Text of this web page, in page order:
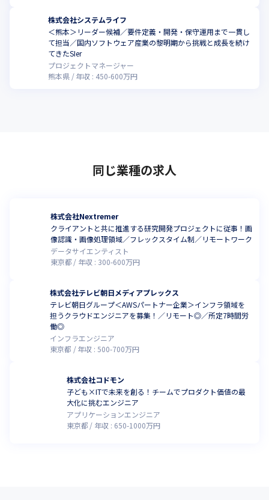
株式会社システムライフ
＜熊本＞リーダー候補／要件定義・開発・保守運用まで一貫し
て担当／国内ソフトウェア産業の黎明期から挑戦と成長を続け
てきたSIer
プロジェクトマネージャー
熊本県
年収 : 450-600万円
同じ業種の求人
株式会社Nextremer
クライアントと共に推進する研究開発プロジェクトに従事！画
像認識・画像処理領域／フレックスタイム制／リモートワーク
データサイエンティスト
東京都
年収 : 300-600万円
株式会社テレビ朝日メディアプレックス
テレビ朝日グループ＜AWSパートナー企業＞インフラ領域を
担うクラウドエンジニアを募集！／リモート◎／所定7時間労
働◎
インフラエンジニア
東京都
年収 :500-700万円
株式会社コドモン
子ども×ITで未来を創る！チームでプロダクト価値の最
大化に挑むエンジニア
アプリケーションエンジニア
東京都
年収 : 650-1000万円